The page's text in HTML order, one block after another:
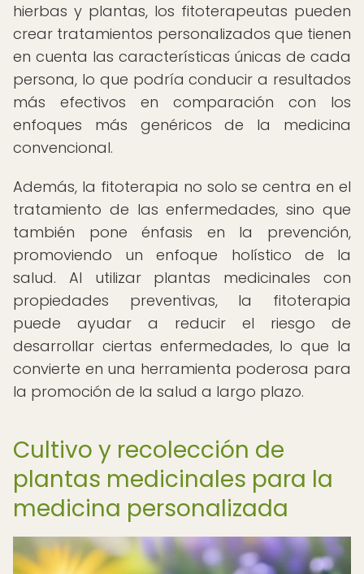
hierbas y plantas, los fitoterapeutas pueden
crear tratamientos personalizados que tienen
en cuenta las características únicas de cada
persona, lo que podría conducir a resultados
más efectivos en comparación con los
enfoques más genéricos de la medicina
convencional.
Además, la fitoterapia no solo se centra en el
tratamiento de las enfermedades, sino que
también pone énfasis en la prevención,
promoviendo un enfoque holístico de la
salud. Al utilizar plantas medicinales con
propiedades preventivas, la fitoterapia
puede ayudar a reducir el riesgo de
desarrollar ciertas enfermedades, lo que la
convierte en una herramienta poderosa para
la promoción de la salud a largo plazo.
Cultivo y recolección de
plantas medicinales para la
medicina personalizada